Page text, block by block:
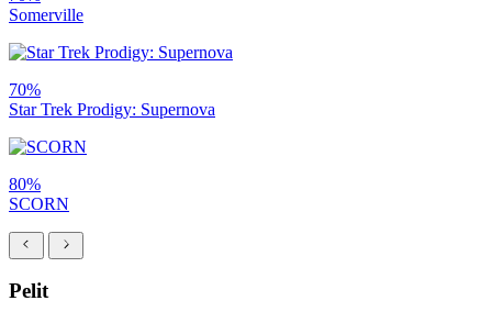
Somerville
70%
Star Trek Prodigy: Supernova
80%
SCORN
Pelit